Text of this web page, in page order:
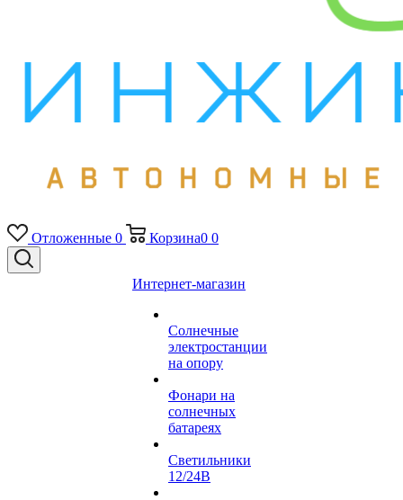
Отложенные 0 Корзина0 0
Интернет-магазин
Солнечные
электростанции
на опору
Фонари на
солнечных
батареях
Светильники
12/24В